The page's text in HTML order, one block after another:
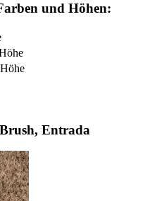
und Höhen:
Entrada